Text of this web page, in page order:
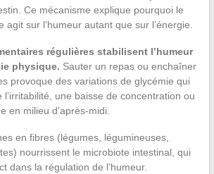
Ce mécanisme explique pourquoi le
agit sur l’humeur autant que sur l’énergie.
régulières stabilisent l’humeur
physique. Sauter un repas ou enchaîner
provoque des variations de glycémie qui
une baisse de concentration ou
en milieu d’après-midi.
en fibres (légumes, légumineuses,
nourrissent le microbiote intestinal, qui
dans la régulation de l’humeur.